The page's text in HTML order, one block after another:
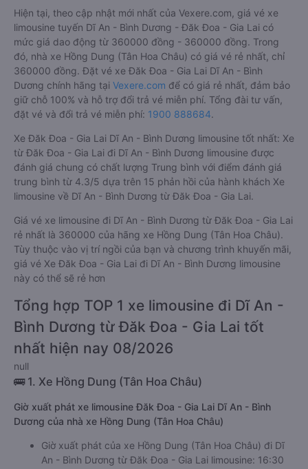
Hiện tại, theo cập nhật mới nhất của Vexere.com, giá vé xe
limousine tuyến Dĩ An - Bình Dương - Đăk Đoa - Gia Lai có
mức giá dao động từ 360000 đồng - 360000 đồng. Trong
đó, nhà xe Hồng Dung (Tân Hoa Châu) có giá vé rẻ nhất, chỉ
360000 đồng. Đặt vé xe Đăk Đoa - Gia Lai Dĩ An - Bình
Dương chính hãng tại Vexere.com để có giá rẻ nhất, đảm bảo
giữ chỗ 100% và hỗ trợ đổi trả vé miễn phí. Tổng đài tư vấn,
đặt vé và đổi trả vé miễn phí: 1900 888684.
Xe Đăk Đoa - Gia Lai Dĩ An - Bình Dương limousine tốt nhất: Xe
từ Đăk Đoa - Gia Lai đi Dĩ An - Bình Dương limousine được
đánh giá chung có chất lượng Trung bình với điểm đánh giá
trung bình từ 4.3/5 dựa trên 15 phản hồi của hành khách Xe
limousine về Dĩ An - Bình Dương từ Đăk Đoa - Gia Lai.
Giá vé xe limousine đi Dĩ An - Bình Dương từ Đăk Đoa - Gia Lai
rẻ nhất là 360000 của hãng xe Hồng Dung (Tân Hoa Châu).
Tùy thuộc vào vị trí ngồi của bạn và chương trình khuyến mãi,
giá vé Xe Đăk Đoa - Gia Lai đi Dĩ An - Bình Dương limousine
này có thể sẽ rẻ hơn
Tổng hợp TOP 1 xe limousine đi Dĩ An -
Bình Dương từ Đăk Đoa - Gia Lai tốt
nhất hiện nay 08/2026
null
🚌 1. Xe Hồng Dung (Tân Hoa Châu)
Giờ xuất phát xe limousine Đăk Đoa - Gia Lai Dĩ An - Bình
Dương của nhà xe Hồng Dung (Tân Hoa Châu)
Giờ xuất phát của xe Hồng Dung (Tân Hoa Châu) đi Dĩ
An - Bình Dương từ Đăk Đoa - Gia Lai limousine: 16:30